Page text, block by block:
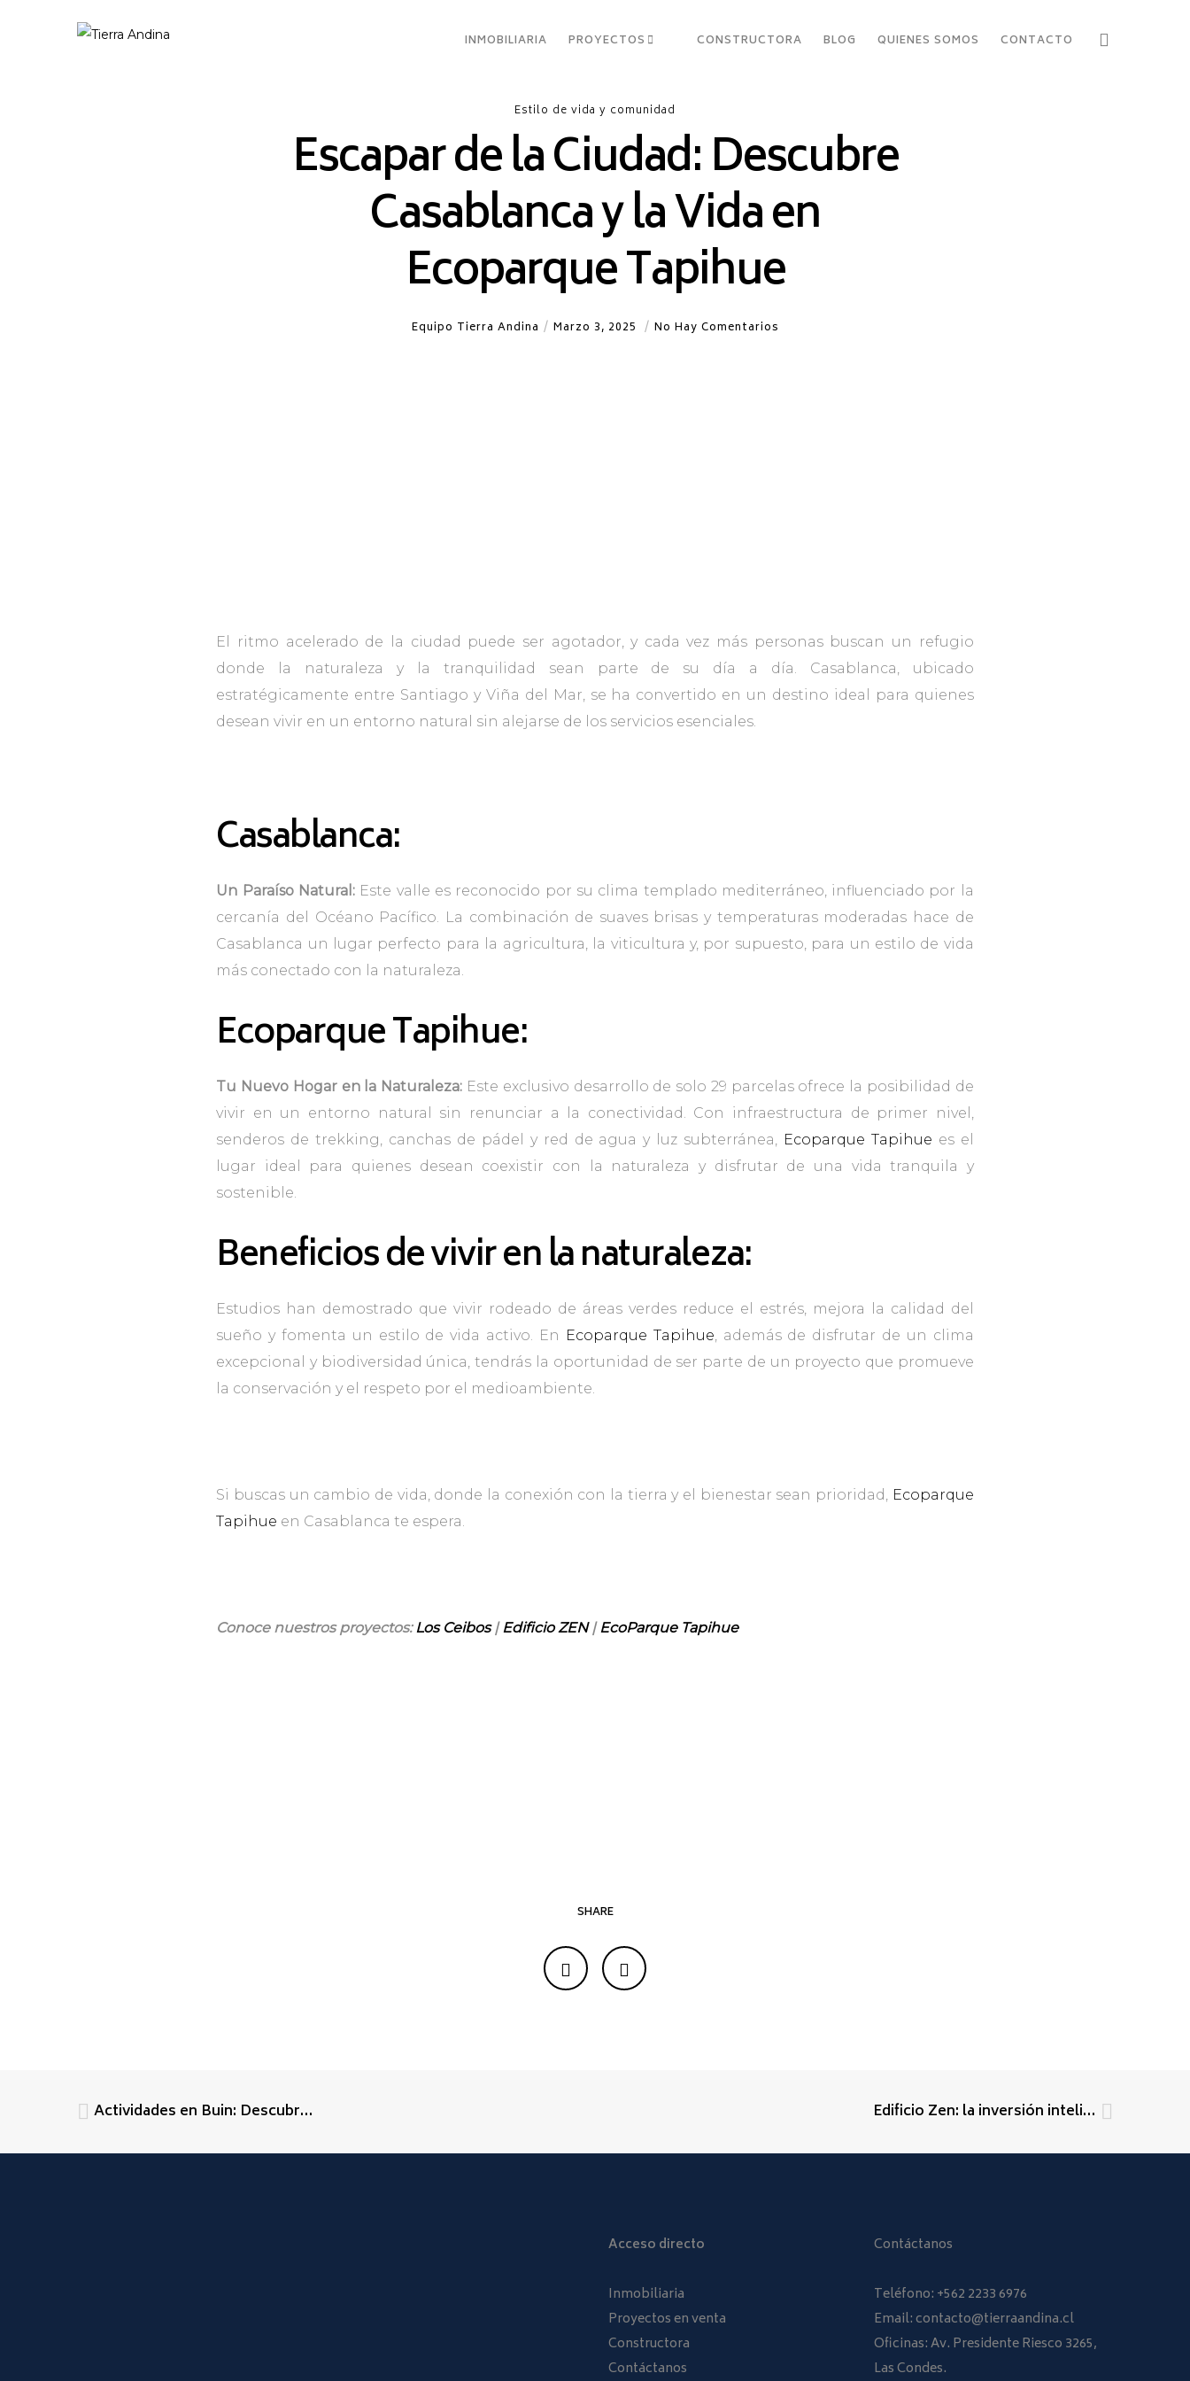
INMOBILIARIA PROYECTOS CONSTRUCTORA BLOG QUIENES SOMOS CONTACTO
Estilo de vida y comunidad
Escapar de la Ciudad: Descubre
Casablanca y la Vida en
Ecoparque Tapihue
Equipo Tierra Andina Marzo 3, 2025 No Hay Comentarios
El ritmo acelerado de la ciudad puede ser agotador, y cada vez más personas buscan un refugio
donde la naturaleza y la tranquilidad sean parte de su día a día. Casablanca, ubicado
estratégicamente entre Santiago y Viña del Mar, se ha convertido en un destino ideal para quienes
desean vivir en un entorno natural sin alejarse de los servicios esenciales.
Casablanca:
Un Paraíso Natural:Este valle es reconocido por su clima templado mediterráneo, influenciado por la
cercanía del Océano Pacífico. La combinación de suaves brisas y temperaturas moderadas hace de
Casablanca un lugar perfecto para la agricultura, la viticultura y, por supuesto, para un estilo de vida
más conectado con la naturaleza.
Ecoparque Tapihue:
Tu Nuevo Hogar en la Naturaleza: Este exclusivo desarrollo de solo 29 parcelas ofrece la posibilidad de
vivir en un entorno natural sin renunciar a la conectividad. Con infraestructura de primer nivel,
senderos de trekking, canchas de pádel y red de agua y luz subterránea, Ecoparque Tapihue es el
lugar ideal para quienes desean coexistir con la naturaleza y disfrutar de una vida tranquila y
sostenible.
Beneficios de vivir en la naturaleza:
Estudios han demostrado que vivir rodeado de áreas verdes reduce el estrés, mejora la calidad del
sueño y fomenta un estilo de vida activo. En Ecoparque Tapihue, además de disfrutar de un clima
excepcional y biodiversidad única, tendrás la oportunidad de ser parte de un proyecto que promueve
la conservación y el respeto por el medioambiente.
Si buscas un cambio de vida, donde la conexión con la tierra y el bienestar sean prioridad, Ecoparque
Tapihue en Casablanca te espera.
Conoce nuestros proyectos:Los Ceibos|Edificio ZEN|EcoParque Tapihue
SHARE
Actividades en Buin: Descubre todo lo que este encantador destino tiene para ofrecer Edificio Zen: la inversión inteligente en Santiago Centro
Acceso directo
Inmobiliaria
Proyectos en venta
Constructora
Contáctanos
Contáctanos
Teléfono: +562 2233 6976
Email: contacto@tierraandina.cl
Oficinas: Av. Presidente Riesco 3265,
Las Condes.